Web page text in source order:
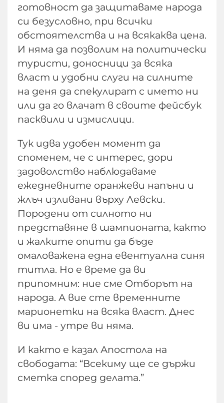
готовност да защитаваме народа
си безусловно, при всички
обстоятелства и на всякаква цена.
И няма да позволим на политически
туристи, доносници за всяка
власт и удобни слуги на силните
на деня да спекулират с името ни
или да го влачат в своите фейсбук
пасквили и измислици.
Тук идва удобен момент да
споменем, че с интерес, дори
задоволство наблюдаваме
ежедневните оранжеви напъни и
жлъч изливани върху Левски.
Породени от силното ни
представяне в шампионата, както
и жалките опити да бъде
омаловажена една евентуална синя
титла. Но е време да ви
припомним: ние сме Отборът на
народа. А вие сте временните
марионетки на всяка власт. Днес
ви има - утре ви няма.
И както е казал Апостола на
свободата: “Всекиму ще се държи
сметка според делата.”